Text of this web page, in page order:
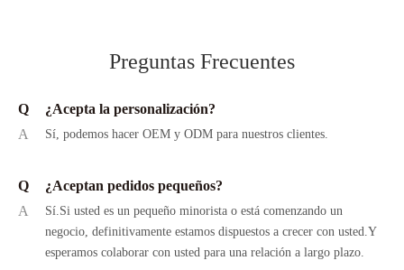
Preguntas Frecuentes
Q
¿Acepta la personalización?
A
Sí, podemos hacer OEM y ODM para nuestros clientes.
Q
¿Aceptan pedidos pequeños?
A
Sí.Si usted es un pequeño minorista o está comenzando un
negocio, definitivamente estamos dispuestos a crecer con usted.Y
esperamos colaborar con usted para una relación a largo plazo.